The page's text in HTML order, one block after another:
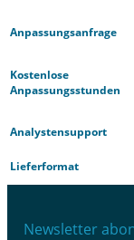
Anpassungsanfrage
Kostenlose
Anpassungsstunden
Analystensupport
Lieferformat
Newsletter